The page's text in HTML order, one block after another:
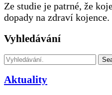
Ze studie je patrné, že
dopady na zdraví kojence.
Vyhledávání
Aktuality